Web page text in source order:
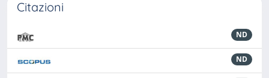
Citazioni
ND
ND